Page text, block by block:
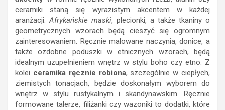
ceramiki staną się wyrazistym akcentem w każdej
aranżacji.Afrykańskie maski, plecionki, a także tkaniny o
geometrycznych wzorach będą cieszyć się ogromnym
zainteresowaniem. Ręcznie malowane naczynia, donice, a
także ozdobne poduszki w etnicznych wzorach, będą
idealnym uzupełnieniem wnętrz w stylu boho czy etno. Z
kolei ceramika ręcznie robiona, szczególnie w ciepłych,
ziemistych tonacjach, będzie doskonałym wyborem do
wnętrz w stylu rustykalnym i skandynawskim. Ręcznie
formowane talerze, filiżanki czy wazoniki to dodatki, które